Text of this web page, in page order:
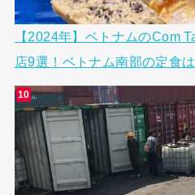
【2024年】ベトナムのCom
店9選！ベトナム南部の定食